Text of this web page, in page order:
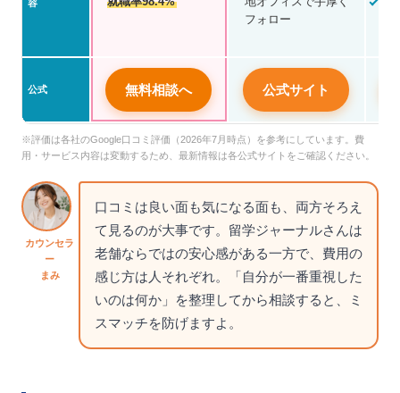
容
フォロー
公式 無料相談へ 公式サイト
※評価は各社のGoogle口コミ評価（2026年7月時点）を参考にしています。費
用・サービス内容は変動するため、最新情報は各公式サイトをご確認ください。
カウンセラ
ー
まみ
口コミは良い面も気になる面も、両方そろえ
て見るのが大事です。留学ジャーナルさんは
老舗ならではの安心感がある一方で、費用の
感じ方は人それぞれ。「自分が一番重視した
いのは何か」を整理してから相談すると、ミ
スマッチを防げますよ。